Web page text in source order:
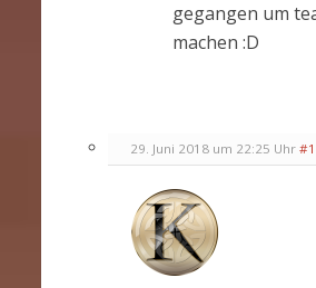
gegangen um
machen :D
29. Juni 2018 um 22:25 Uhr